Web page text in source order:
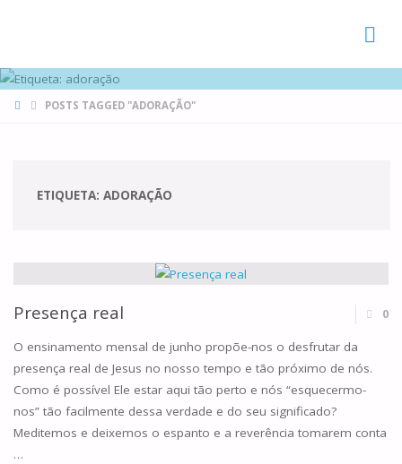
HOMEPOSTS TAGGED "ADORAÇÃO"
ETIQUETA: ADORAÇÃO
Presença real 0
O ensinamento mensal de junho propõe-nos o desfrutar da
presença real de Jesus no nosso tempo e tão próximo de nós.
Como é possível Ele estar aqui tão perto e nós “esquecermo-
nos” tão facilmente dessa verdade e do seu significado?
Meditemos e deixemos o espanto e a reverência tomarem conta
…